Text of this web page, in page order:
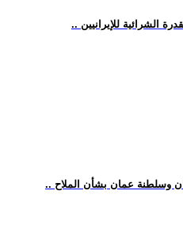
الشرائية للإيرانيين
وسلطنة عمان بشأن الملاح